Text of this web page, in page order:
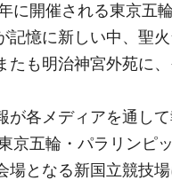
に開催される東京五
記憶に新しい中、聖
たも明治神宮外苑に
各メディアを通して
京五輪・パラリンピ
場となる新国立競技